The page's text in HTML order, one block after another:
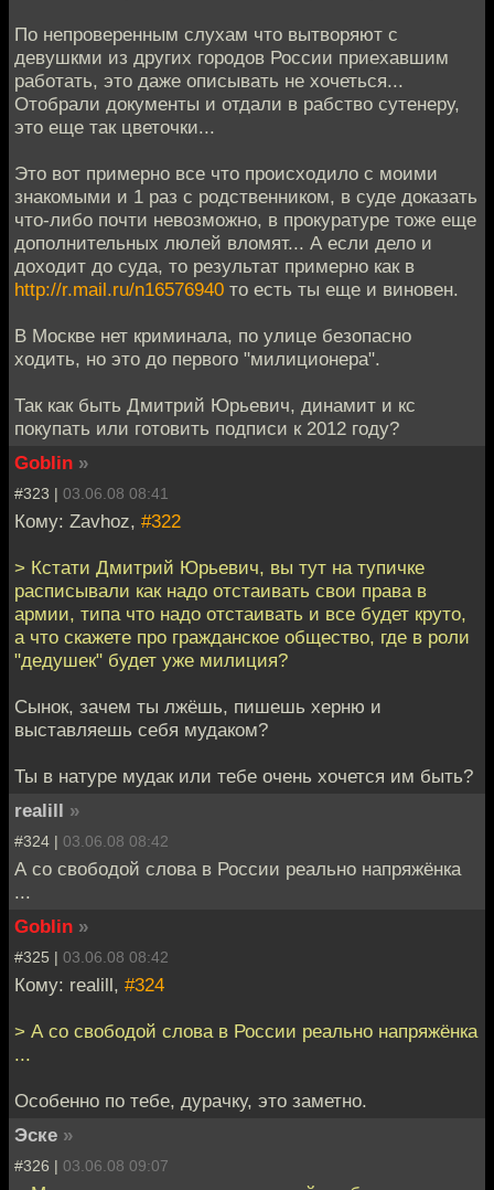
По непроверенным слухам что вытворяют с
девушкми из других городов России приехавшим
работать, это даже описывать не хочеться...
Отобрали документы и отдали в рабство сутенеру,
это еще так цветочки...
Это вот примерно все что происходило с моими
знакомыми и 1 раз с родственником, в суде доказать
что-либо почти невозможно, в прокуратуре тоже еще
дополнительных люлей вломят... А если дело и
доходит до суда, то результат примерно как в
http://r.mail.ru/n16576940 то есть ты еще и виновен.
В Москве нет криминала, по улице безопасно
ходить, но это до первого "милиционера".
Так как быть Дмитрий Юрьевич, динамит и кс
покупать или готовить подписи к 2012 году?
Goblin »
#323 | 03.06.08 08:41
Кому: Zavhoz, #322
> Кстати Дмитрий Юрьевич, вы тут на тупичке
расписывали как надо отстаивать свои права в
армии, типа что надо отстаивать и все будет круто,
а что скажете про гражданское общество, где в роли
"дедушек" будет уже милиция?
Сынок, зачем ты лжёшь, пишешь херню и
выставляешь себя мудаком?
Ты в натуре мудак или тебе очень хочется им быть?
realill »
#324 | 03.06.08 08:42
А со свободой слова в России реально напряжёнка
...
Goblin »
#325 | 03.06.08 08:42
Кому: realill, #324
> А со свободой слова в России реально напряжёнка
...
Особенно по тебе, дурачку, это заметно.
Эске »
#326 | 03.06.08 09:07